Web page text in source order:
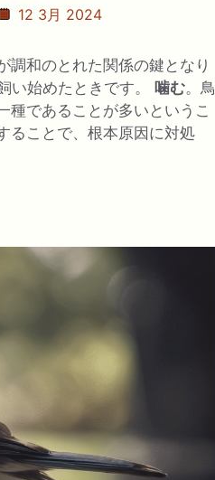
12 3月 2024
調和のとれた関係の鍵となり
い始めたときです。 噛む。鳥
種であることが多いというこ
ることで、根本原因に対処